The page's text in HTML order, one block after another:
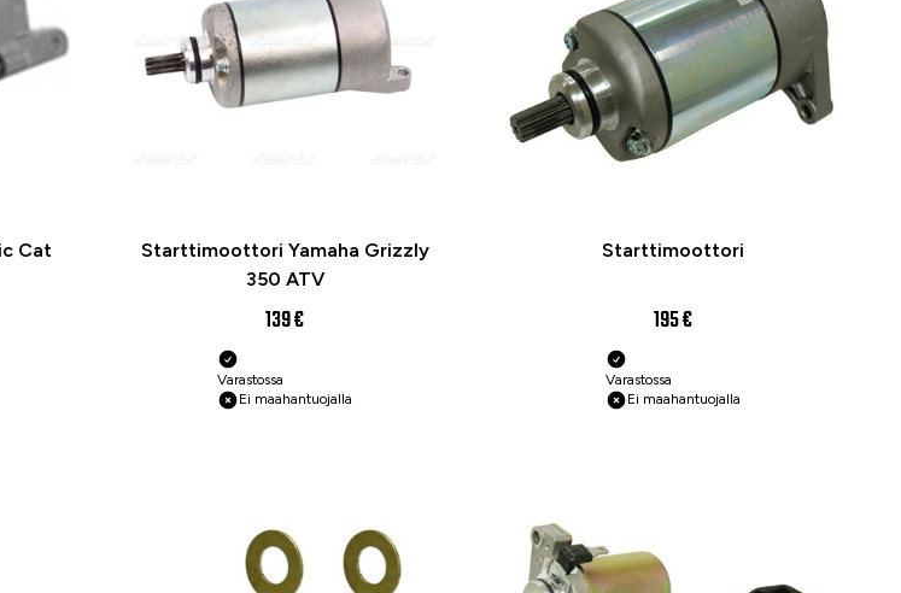
Cat
Starttimoottori Yamaha Grizzly
350 ATV
139 €
Varastossa
Ei maahantuojalla
Starttimoottori
195 €
Varastossa
Ei maahantuojalla